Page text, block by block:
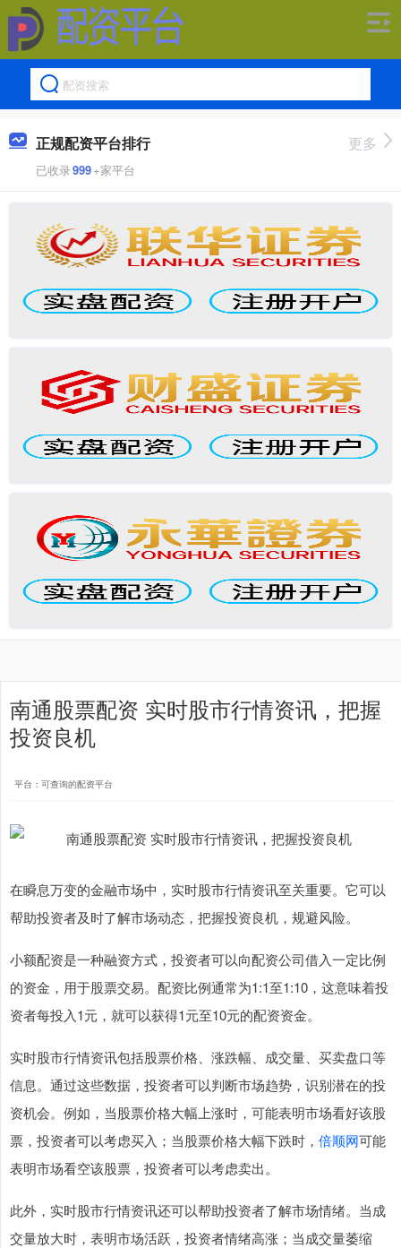
正规配资平台排行
已收录999+家平台
更多
南通股票配资 实时股市行情资讯，把握
投资良机
平台：可查询的配资平台
在瞬息万变的金融市场中，实时股市行情资讯至关重要。它可以
帮助投资者及时了解市场动态，把握投资良机，规避风险。
小额配资是一种融资方式，投资者可以向配资公司借入一定比例
的资金，用于股票交易。配资比例通常为1:1至1:10，这意味着投
资者每投入1元，就可以获得1元至10元的配资资金。
实时股市行情资讯包括股票价格、涨跌幅、成交量、买卖盘口等
信息。通过这些数据，投资者可以判断市场趋势，识别潜在的投
资机会。例如，当股票价格大幅上涨时，可能表明市场看好该股
票，投资者可以考虑买入；当股票价格大幅下跌时， 倍顺网可能
表明市场看空该股票，投资者可以考虑卖出。
此外，实时股市行情资讯还可以帮助投资者了解市场情绪。当成
交量放大时，表明市场活跃，投资者情绪高涨；当成交量萎缩